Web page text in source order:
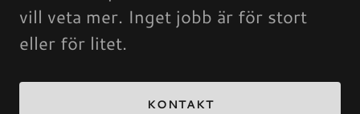
vill veta mer. Inget jobb är för stort
eller för litet.
KONTAKT